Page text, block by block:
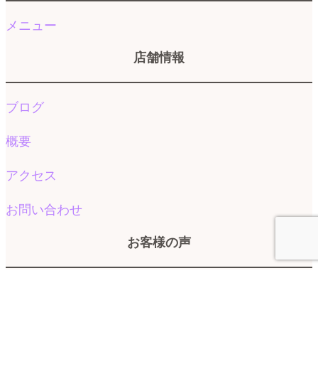
メニュー
店舗情報
ブログ
概要
アクセス
お問い合わせ
お客様の声